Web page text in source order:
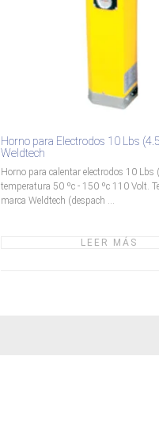
Horno para Electrodos 10 Lbs
Weldtech
Horno para calentar electrodos 10 Lbs
temperatura 50 ºc - 150 ºc 110 Volt.
marca Weldtech (despach ...
LEER MÁS